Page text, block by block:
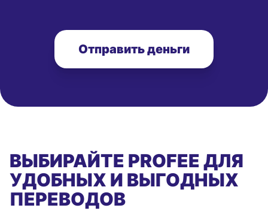
Отправить деньги
ВЫБИРАЙТЕ PROFEE ДЛЯ
УДОБНЫХ И ВЫГОДНЫХ
ПЕРЕВОДОВ